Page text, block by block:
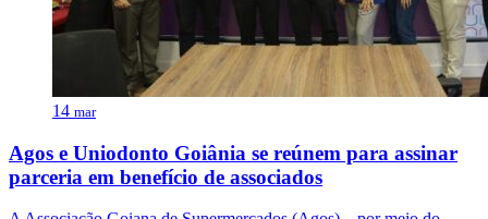
14 mar
Agos e Uniodonto Goiânia se reúnem para assinar
parceria em benefício de associados